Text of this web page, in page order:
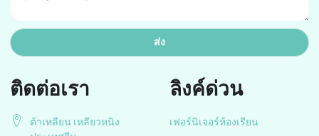
ลิงค์ด่วน
เฟอร์นิเจอร์ห้องเรียน
ติดต่อเรา
ต้าเหลียน เหลียวหนิง
ส่ง